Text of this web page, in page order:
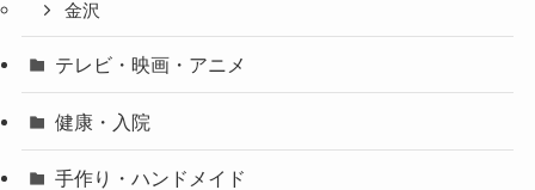
金沢
テレビ・映画・アニメ
健康・入院
手作り・ハンドメイド